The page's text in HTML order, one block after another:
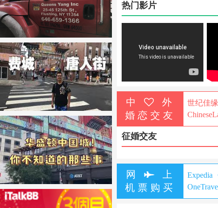
热门影片
中
外
婚恋交友
世纪佳缘
征婚交友
网
上
机票购买
Expedia